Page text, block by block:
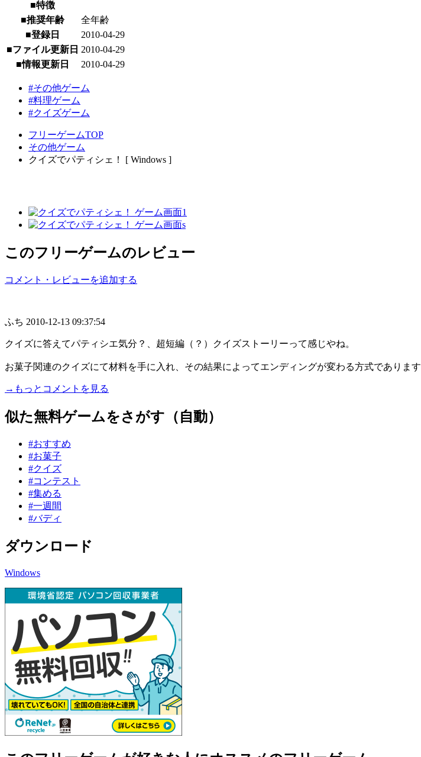
■特徴
■推奨年齢
全年齢
■登録日
2010-04-29
■ファイル更新日 2010-04-29
■情報更新日
2010-04-29
#その他ゲーム
#料理ゲーム
#クイズゲーム
フリーゲームTOP
その他ゲーム
クイズでパティシェ！ [ Windows ]
このフリーゲームのレビュー
コメント・レビューを追加する
ふち 2010-12-13 09:37:54
クイズに答えてパティシエ気分？、超短編（？）クイズストーリーって感じやね。
お菓子関連のクイズにて材料を手に入れ、その結果によってエンディングが変わる方式でありま
→もっとコメントを見る
似た無料ゲームをさがす（自動）
#おすすめ
#お菓子
#クイズ
#コンテスト
#集める
#一週間
#バディ
ダウンロード
Windows